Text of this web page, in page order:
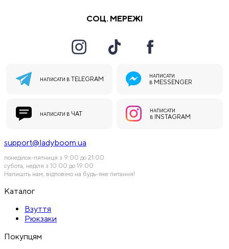
СОЦ. МЕРЕЖІ
НАПИСАТИ В TELEGRAM
НАПИСАТИ
В MESSENGER
НАПИСАТИ В ЧАТ
НАПИСАТИ
В
INSTAGRAM
support@ladyboom.ua
понеділок-пятниця з 9:00 до 21:00
субота, неділя з 10:00 до 19:00
Напишіть нам, відповімо на будь-яке питання!
Каталог
Взуття
Рюкзаки
Покупцям